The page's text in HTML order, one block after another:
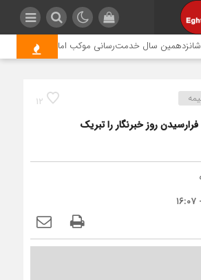
شانزدهمین سال خدمت‌رسانی موکب امام رضا (ع)
12
روز خبرنگار را تبریک